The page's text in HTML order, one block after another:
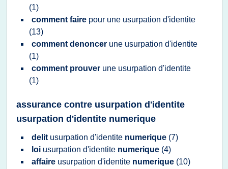
(1)
comment faire pour une usurpation d'identite
(13)
comment denoncer une usurpation d'identite
(1)
comment prouver une usurpation d'identite
(1)
assurance contre usurpation d'identite
usurpation d'identite numerique
delit usurpation d'identite numerique (7)
loi usurpation d'identite numerique (4)
affaire usurpation d'identite numerique (10)